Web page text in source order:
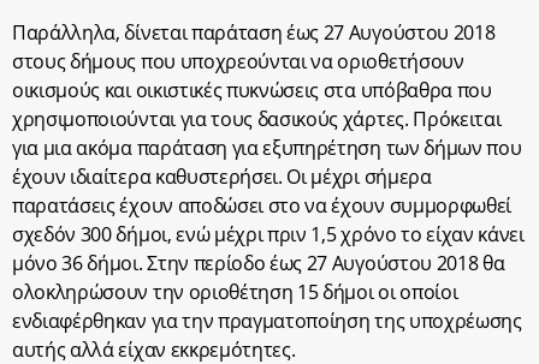
Παράλληλα, δίνεται παράταση έως 27 Αυγούστου 2018
στους δήμους που υποχρεούνται να οριοθετήσουν
οικισμούς και οικιστικές πυκνώσεις στα υπόβαθρα που
χρησιμοποιούνται για τους δασικούς χάρτες. Πρόκειται
για μια ακόμα παράταση για εξυπηρέτηση των δήμων που
έχουν ιδιαίτερα καθυστερήσει. Οι μέχρι σήμερα
παρατάσεις έχουν αποδώσει στο να έχουν συμμορφωθεί
σχεδόν 300 δήμοι, ενώ μέχρι πριν 1,5 χρόνο το είχαν κάνει
μόνο 36 δήμοι. Στην περίοδο έως 27 Αυγούστου 2018 θα
ολοκληρώσουν την οριοθέτηση 15 δήμοι οι οποίοι
ενδιαφέρθηκαν για την πραγματοποίηση της υποχρέωσης
αυτής αλλά είχαν εκκρεμότητες.